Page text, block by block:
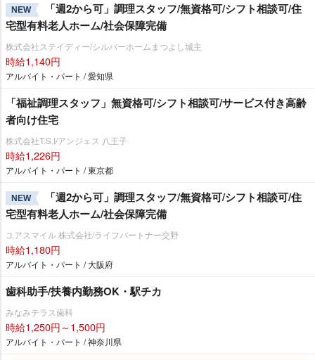
NEW
「週2から可」調理スタッフ/無資格可/シフト相談可/住
宅型有料老人ホーム/社会保障完備
株式会社ステイディー/シルバーホームまつよし城主
時給1,140円
アルバイト・パート / 愛知県
「福祉調理スタッフ」無資格可/シフト相談可/サービス付き高齢
者向け住宅
株式会社T.S.I/アンジェス 八王子
時給1,226円
アルバイト・パート / 東京都
NEW
「週2から可」調理スタッフ/無資格可/シフト相談可/住
宅型有料老人ホーム/社会保障完備
ユアスマイル 株式会社/ライフパートナー交野
時給1,180円
アルバイト・パート / 大阪府
歯科助手/扶養内勤務OK・駅チカ
みなみテラス歯科
時給1,250円～1,500円
アルバイト・パート / 神奈川県